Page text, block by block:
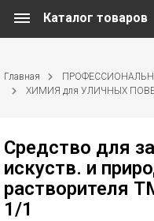
Каталог товаров
Главная
ХИМИЯ для УЛИЧНЫХ
Средство для
искуств. и
растворителя
1/1